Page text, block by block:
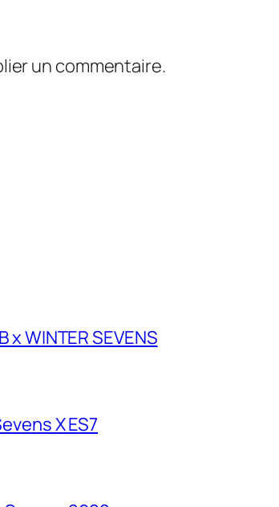
un commentaire.
x WINTER SEVENS
X ES7